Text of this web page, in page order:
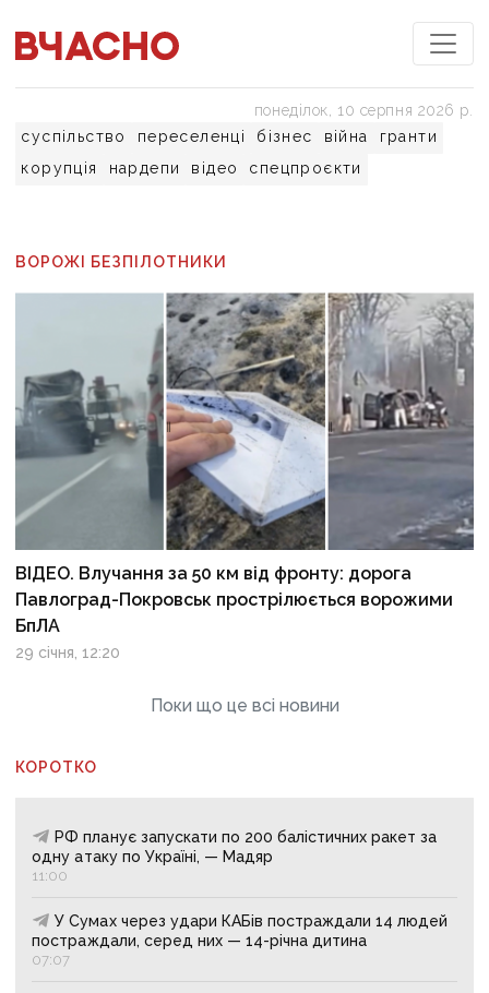
суспільство переселенці бізнес війна
гранти
корупція
нардепи відео спецпроєкти
понеділок, 10 серпня 2026 р.
ВОРОЖІ БЕЗПІЛОТНИКИ
ВІДЕО. Влучання за 50 км від фронту: дорога
Павлоград-Покровськ прострілюється ворожими
БпЛА
29 січня, 12:20
Поки що це всі новини
КОРОТКО
РФ планує запускати по 200 балістичних ракет за
одну атаку по Україні, — Мадяр
11:00
У Сумах через удари КАБів постраждали 14 людей
постраждали, серед них — 14-річна дитина
07:07